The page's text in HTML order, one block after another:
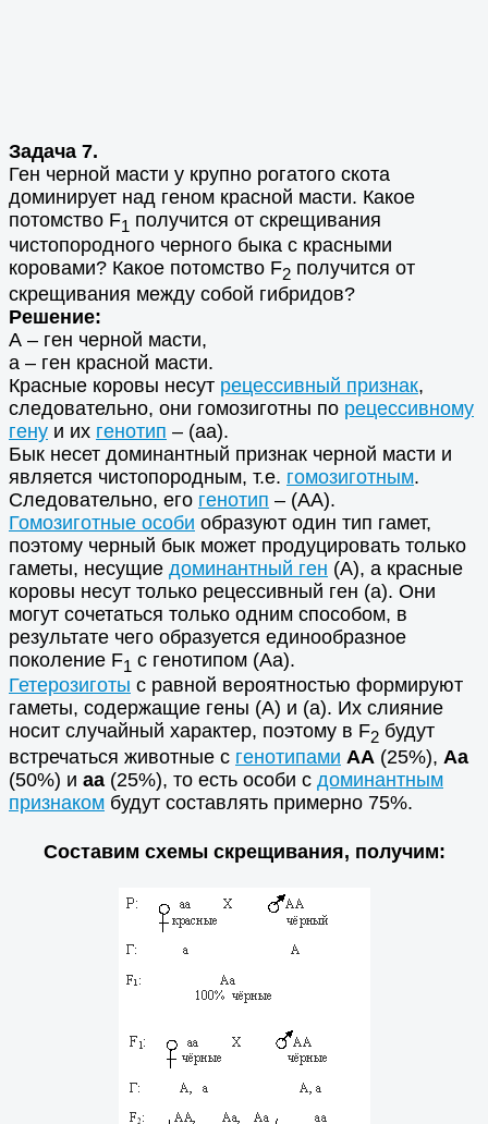
Задача 7.
Ген черной масти у крупно рогатого скота
доминирует над геном красной масти. Какое
потомство F1 получится от скрещивания
чистопородного черного быка с красными
коровами? Какое потомство F2 получится от
скрещивания между собой гибридов?
Решение:
А – ген черной масти,
а – ген красной масти.
Красные коровы несут рецессивный признак,
следовательно, они гомозиготны по рецессивному
гену и их генотип – (аа).
Бык несет доминантный признак черной масти и
является чистопородным, т.е. гомозиготным.
Следовательно, его генотип – (АА).
Гомозиготные особи образуют один тип гамет,
поэтому черный бык может продуцировать только
гаметы, несущие доминантный ген (А), а красные
коровы несут только рецессивный ген (а). Они
могут сочетаться только одним способом, в
результате чего образуется единообразное
поколение F1 с генотипом (Аа).
Гетерозиготы с равной вероятностью формируют
гаметы, содержащие гены (А) и (а). Их слияние
носит случайный характер, поэтому в F2 будут
встречаться животные с генотипами АА (25%), Аа
(50%) и аа (25%), то есть особи с доминантным
признаком будут составлять примерно 75%.
Составим схемы скрещивания, получим: